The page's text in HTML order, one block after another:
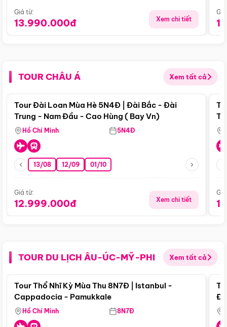
Giá từ:
13.990.000đ Xem chi tiết
TOUR CHÂU Á Xem tất cả
Điểm nổi bật
Tour Đài Loan Mùa Hè 5N4Đ | Đài Bắc - Đài
Trung - Nam Đầu - Cao Hùng ( Bay Vn)
Hồ Chí Minh 5N4Đ
13/08 12/09 01/10
Giá từ:
12.999.000đ Xem chi tiết
TOUR DU LỊCH ÂU-ÚC-MỸ-PHI Xem tất cả
Điểm nổi bật
Tour Thổ Nhĩ Kỳ Mùa Thu 8N7Đ | Istanbul -
Cappadocia - Pamukkale
Hồ Chí Minh 8N7Đ